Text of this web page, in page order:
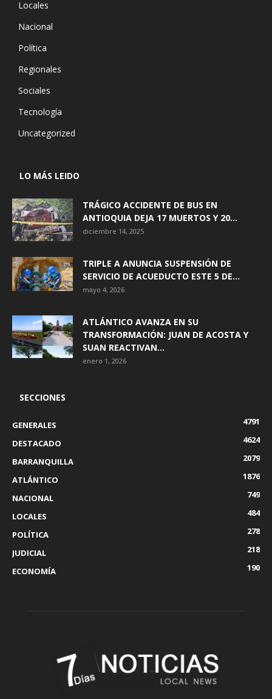
Locales
Nacional
Política
Regionales
Sociales
Tecnología
Uncategorized
LO MÁS LEIDO
TRÁGICO ACCIDENTE DE BUS EN
ANTIOQUIA DEJA 17 MUERTOS Y 20...
diciembre 14, 2025
TRIPLE A ANUNCIA SUSPENSIÓN DE
SERVICIO DE ACUEDUCTO ESTE 5 DE...
mayo 4, 2026
ATLÁNTICO AVANZA EN SU
TRANSFORMACIÓN: JUAN DE ACOSTA Y
SUAN REACTIVAN...
enero 1, 2026
SECCIONES
GENERALES
4791
DESTACADO
4624
BARRANQUILLA
2079
ATLÁNTICO
1876
NACIONAL
749
LOCALES
484
POLÍTICA
278
JUDICIAL
218
ECONOMÍA
190